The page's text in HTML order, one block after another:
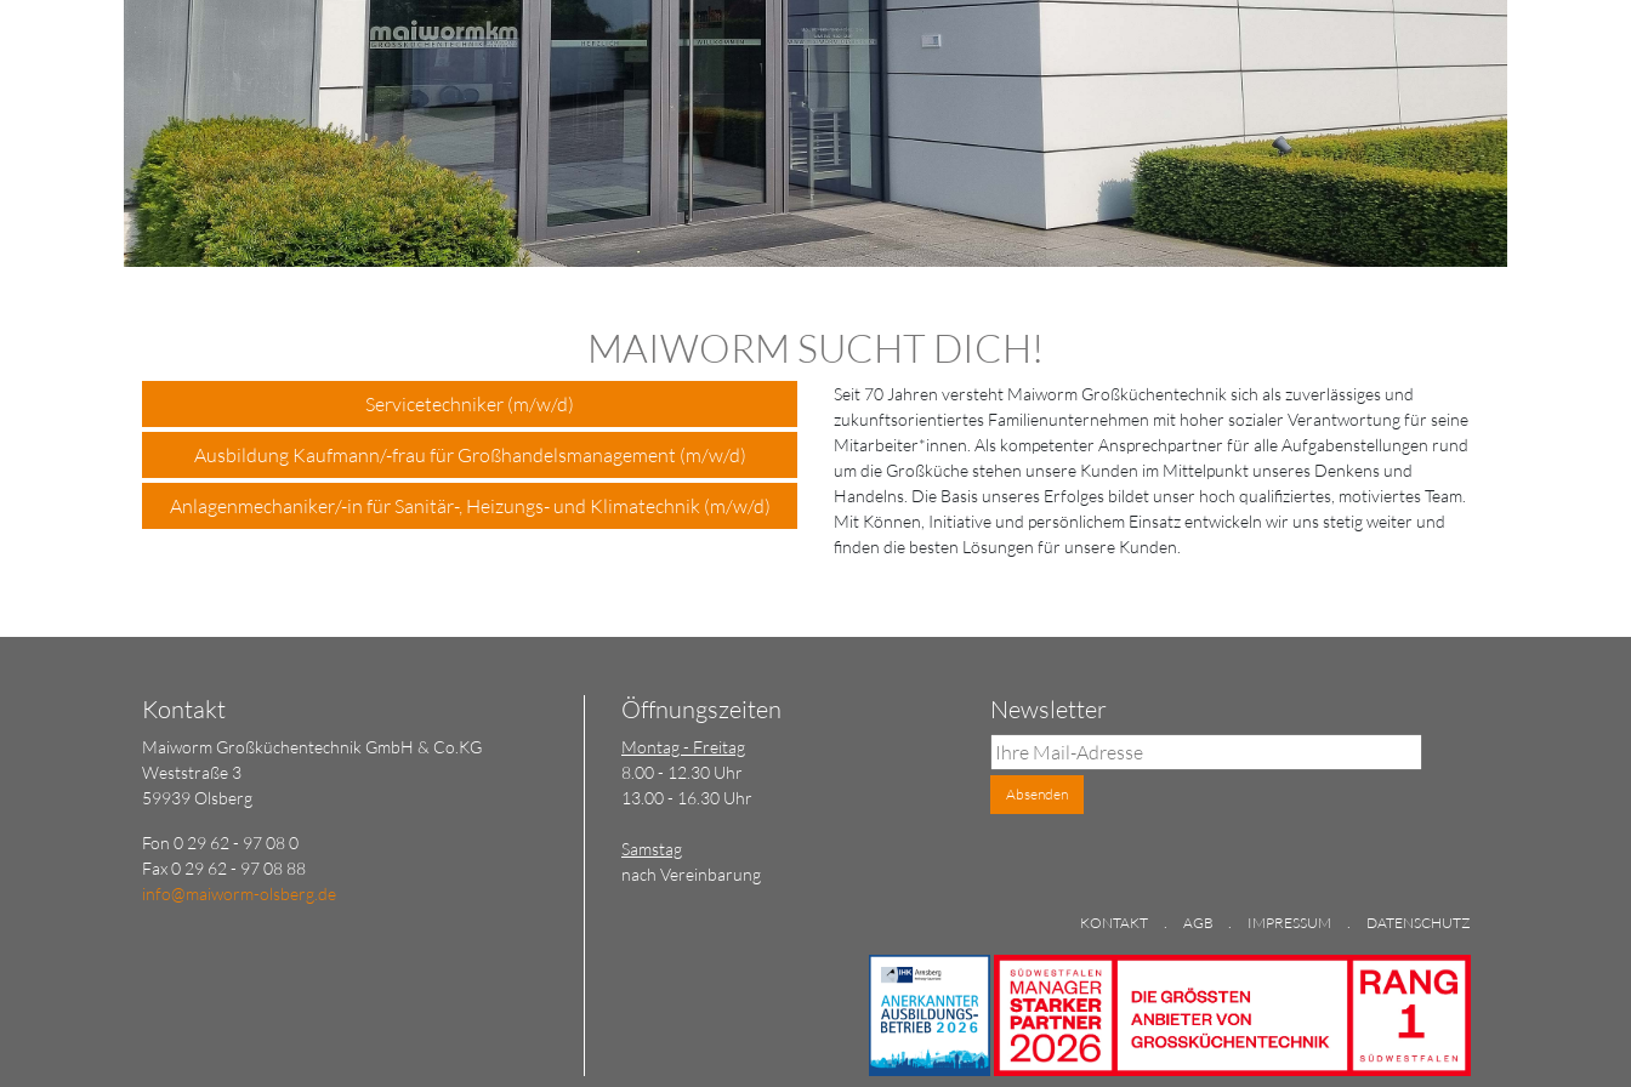
MAIWORM SUCHT DICH!
Servicetechniker (m/w/d)
Ausbildung Kaufmann/-frau für Großhandelsmanagement (m/w/d)
Anlagenmechaniker/-in für Sanitär-, Heizungs- und Klimatechnik (m/w/d)
Seit 70 Jahren versteht Maiworm Großküchentechnik sich als zuverlässiges und
zukunftsorientiertes Familienunternehmen mit hoher sozialer Verantwortung für seine
Mitarbeiter*innen. Als kompetenter Ansprechpartner für alle Aufgabenstellungen rund
um die Großküche stehen unsere Kunden im Mittelpunkt unseres Denkens und
Handelns. Die Basis unseres Erfolges bildet unser hoch qualifiziertes, motiviertes Team.
Mit Können, Initiative und persönlichem Einsatz entwickeln wir uns stetig weiter und
finden die besten Lösungen für unsere Kunden.
Kontakt
Maiworm Großküchentechnik GmbH & Co.KG
Weststraße 3
59939 Olsberg
Fon 0 29 62 - 97 08 0
Fax 0 29 62 - 97 08 88
info@maiworm-olsberg.de
Öffnungszeiten
Montag - Freitag
8.00 - 12.30 Uhr
13.00 - 16.30 Uhr
Samstag
nach Vereinbarung
Newsletter
Absenden
KONTAKT AGB IMPRESSUM DATENSCHUTZ